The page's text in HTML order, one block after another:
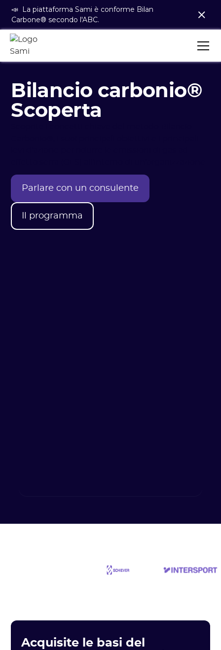
📣 La piattaforma Sami è conforme Bilan
Carbone® secondo l'ABC.
Bilancio carbonio®
Scoperta
Parlare con un consulente
Il programma
Acquisite le basi del